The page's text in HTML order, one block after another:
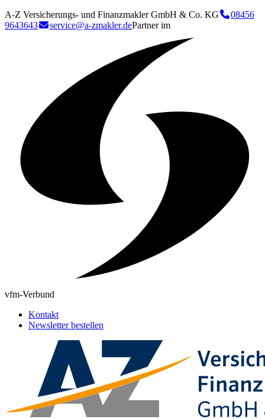
A-Z Versicherungs- und Finanzmakler GmbH & Co. KG
08456
9643643
service@a-zmakler.dePartner im
vfm-Verbund
Kontakt
Newsletter bestellen